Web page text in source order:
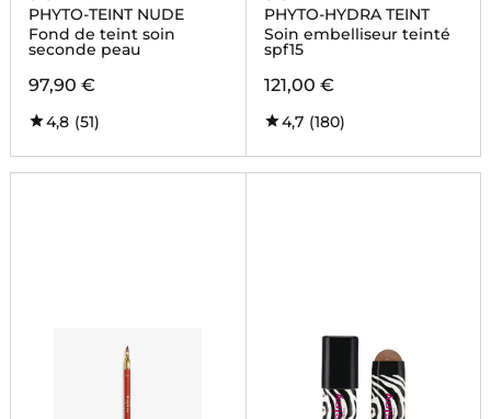
PHYTO-TEINT NUDE
Fond de teint soin
seconde peau
97,90 €
4,8 (51)
PHYTO-HYDRA TEINT
Soin embelliseur teinté
spf15
121,00 €
4,7 (180)